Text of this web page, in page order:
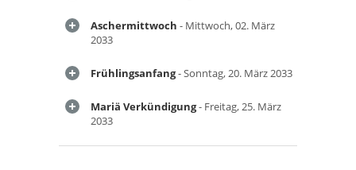
Aschermittwoch - Mittwoch, 02. März
2033
Frühlingsanfang- Sonntag, 20. März 2033
Mariä Verkündigung- Freitag, 25. März
2033